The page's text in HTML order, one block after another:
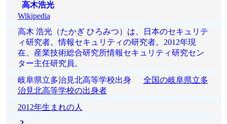
高木浩光
Wikipedia
高木 浩光（たかぎ ひろみつ）は、日本のセキュリテ
ィ研究者。情報セキュリティの研究者。2012年現
在、産業技術総合研究所情報セキュリティ研究セン
ター主任研究員。
岐阜県立多治見北高等学校出身 全国の岐阜県立多
治見北高等学校の出身者
2012年生まれの人